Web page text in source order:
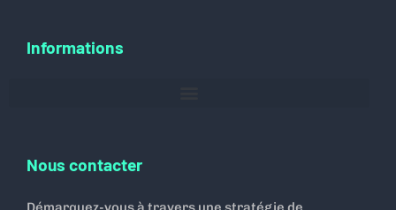
Informations
Nous contacter